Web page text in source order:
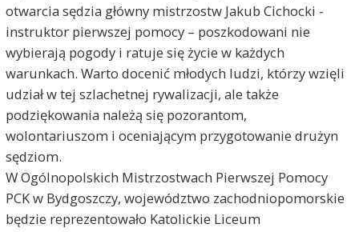
otwarcia sędzia główny mistrzostw Jakub Cichocki -
instruktor pierwszej pomocy – poszkodowani nie
wybierają pogody i ratuje się życie w każdych
warunkach. Warto docenić młodych ludzi, którzy wzięli
udział w tej szlachetnej rywalizacji, ale także
podziękowania należą się pozorantom,
wolontariuszom i oceniającym przygotowanie drużyn
sędziom.
W Ogólnopolskich Mistrzostwach Pierwszej Pomocy
PCK w Bydgoszczy, województwo zachodniopomorskie
będzie reprezentowało Katolickie Liceum